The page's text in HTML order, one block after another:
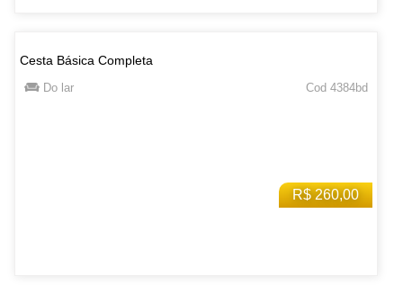
R$ 260,00
Cesta Básica Completa
Do lar Cod 4384bd